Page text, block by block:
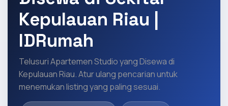
Kepulauan Riau |
IDRumah
Telusuri Apartemen Studio yang Disewa di
Kepulauan Riau. Atur ulang pencarian untuk
menemukan listing yang paling sesuai.